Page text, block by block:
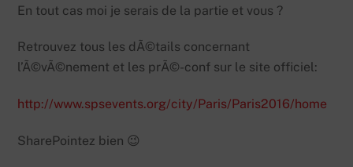
En tout cas moi je serais de la partie et vous ?
Retrouvez tous les dÃ©tails concernant
l’Ã©vÃ©nement et les prÃ©-conf sur le site officiel:
http://www.spsevents.org/city/Paris/Paris2016/home
SharePointez bien 😉